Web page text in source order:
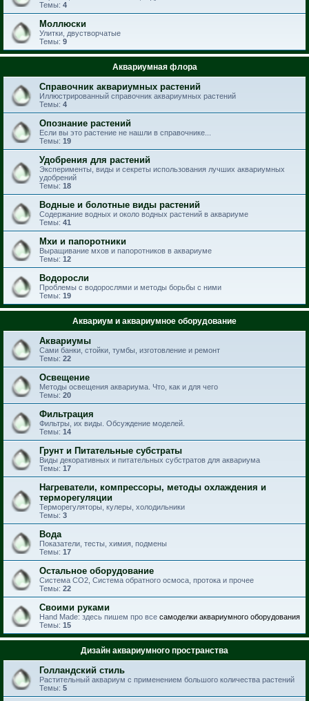
Темы: 4
Моллюски
Улитки, двустворчатые
Темы: 9
Аквариумная флора
Справочник аквариумных растений
Иллюстрированный справочник аквариумных растений
Темы: 4
Опознание растений
Если вы это растение не нашли в справочнике...
Темы: 19
Удобрения для растений
Эксперименты, виды и секреты использования лучших аквариумных
удобрений
Темы: 18
Водные и болотные виды растений
Содержание водных и около водных растений в аквариуме
Темы: 41
Мхи и папоротники
Выращивание мхов и папоротников в аквариуме
Темы: 12
Водоросли
Проблемы с водорослями и методы борьбы с ними
Темы: 19
Аквариум и аквариумное оборудование
Аквариумы
Сами банки, стойки, тумбы, изготовление и ремонт
Темы: 22
Освещение
Методы освещения аквариума. Что, как и для чего
Темы: 20
Фильтрация
Фильтры, их виды. Обсуждение моделей.
Темы: 14
Грунт и Питательные субстраты
Виды декоративных и питательных субстратов для аквариума
Темы: 17
Нагреватели, компрессоры, методы охлаждения и
терморегуляции
Терморегуляторы, кулеры, холодильники
Темы: 3
Вода
Показатели, тесты, химия, подмены
Темы: 17
Остальное оборудование
Система CO2, Система обратного осмоса, протока и прочее
Темы: 22
Своими руками
Hand Made: здесь пишем про все самоделки аквариумного оборудования
Темы: 15
Дизайн аквариумного пространства
Голландский стиль
Растительный аквариум с применением большого количества растений
Темы: 5